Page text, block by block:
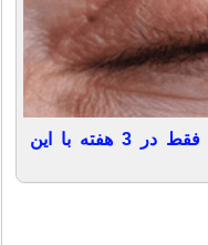
کاهش چشمگیر جای زخم و بخیه فقط در 3 هفته با این